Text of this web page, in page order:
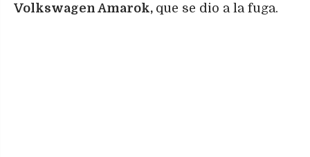
Volkswagen Amarok, que se dio a la fuga.